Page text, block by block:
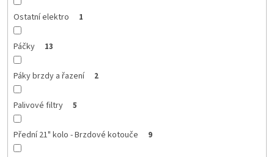
Ostatní elektro 1
Páčky 13
Páky brzdy a řazení 2
Palivové filtry 5
Přední 21" kolo - Brzdové kotouče 9